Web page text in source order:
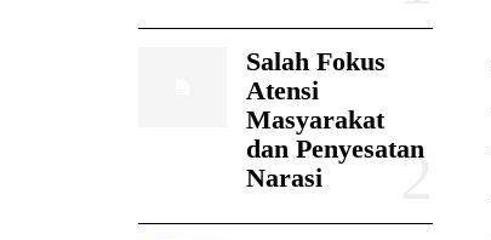
Salah Fokus
Atensi
Masyarakat
dan Penyesatan
Narasi